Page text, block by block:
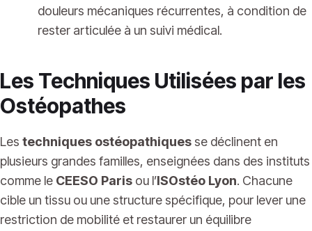
douleurs mécaniques récurrentes, à condition de
rester articulée à un suivi médical.
Les Techniques Utilisées par les
Ostéopathes
Les techniques ostéopathiques se déclinent en
plusieurs grandes familles, enseignées dans des instituts
comme le CEESO Paris ou l’ISOstéo Lyon. Chacune
cible un tissu ou une structure spécifique, pour lever une
restriction de mobilité et restaurer un équilibre